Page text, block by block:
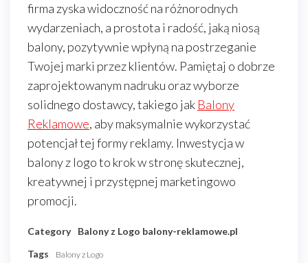
firma zyska widoczność na różnorodnych
wydarzeniach, a prostota i radość, jaką niosą
balony, pozytywnie wpłyną na postrzeganie
Twojej marki przez klientów. Pamiętaj o dobrze
zaprojektowanym nadruku oraz wyborze
solidnego dostawcy, takiego jak Balony
Reklamowe, aby maksymalnie wykorzystać
potencjał tej formy reklamy. Inwestycja w
balony z logo to krok w stronę skutecznej,
kreatywnej i przystępnej marketingowo
promocji.
Category Balony z Logo balony-reklamowe.pl
Tags
Balony z Logo